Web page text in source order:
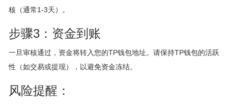
核（通常1-3天）。
步骤3：资金到账
一旦审核通过，资金将转入您的TP钱包地址。请保持TP钱包的活跃
性（如交易或提现），以避免资金冻结。
风险提醒：